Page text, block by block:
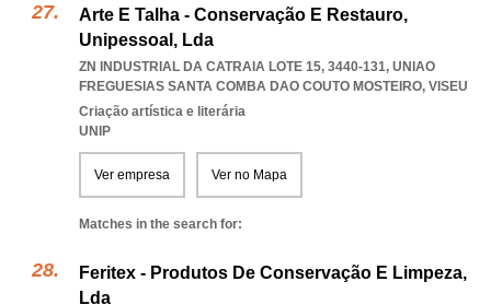
Arte E Talha - Conservação E Restauro,
Unipessoal, Lda
ZN INDUSTRIAL DA CATRAIA LOTE 15, 3440-131, UNIAO
FREGUESIAS SANTA COMBA DAO COUTO MOSTEIRO, VISEU
Criação artística e literária
UNIP
Ver empresa Ver no Mapa
Matches in the search for:
Feritex - Produtos De Conservação E Limpeza,
Lda